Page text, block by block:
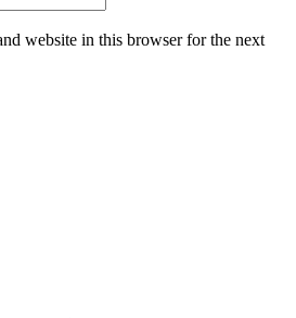
website in this browser for the next